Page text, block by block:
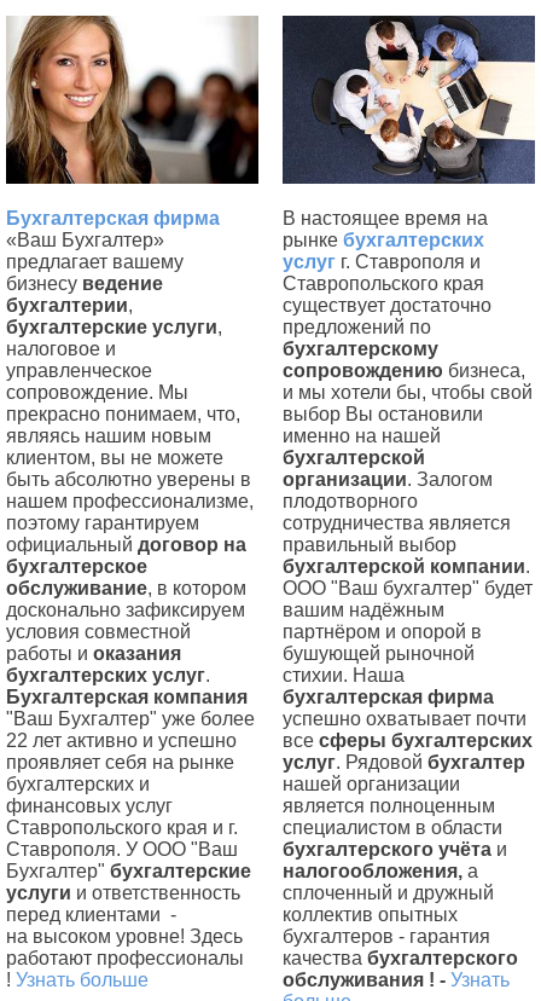
Бухгалтерская фирма
«Ваш Бухгалтер»
предлагает вашему
бизнесу ведение
бухгалтерии,
бухгалтерские услуги,
налоговое и
управленческое
сопровождение. Мы
прекрасно понимаем, что,
являясь нашим новым
клиентом, вы не можете
быть абсолютно уверены в
нашем профессионализме,
поэтому гарантируем
официальный договор на
бухгалтерское
обслуживание, в котором
досконально зафиксируем
условия совместной
работы и оказания
бухгалтерских услуг.
Бухгалтерская компания
"Ваш Бухгалтер" уже более
22 лет активно и успешно
проявляет себя на рынке
бухгалтерских и
финансовых услуг
Ставропольского края и г.
Ставрополя. У ООО "Ваш
Бухгалтер" бухгалтерские
услуги и ответственность
перед клиентами -
на высоком уровне! Здесь
работают профессионалы
! Узнать больше
В настоящее время на
рынке бухгалтерских
услуг г. Ставрополя и
Ставропольского края
существует достаточно
предложений по
бухгалтерскому
сопровождению бизнеса,
и мы хотели бы, чтобы свой
выбор Вы остановили
именно на нашей
бухгалтерской
организации. Залогом
плодотворного
сотрудничества является
правильный выбор
бухгалтерской компании.
ООО "Ваш бухгалтер" будет
вашим надёжным
партнёром и опорой в
бушующей рыночной
стихии. Наша
бухгалтерская фирма
успешно охватывает почти
все сферы бухгалтерских
услуг. Рядовой бухгалтер
нашей организации
является полноценным
специалистом в области
бухгалтерского учёта и
налогообложения, а
сплоченный и дружный
коллектив опытных
бухгалтеров - гарантия
качества бухгалтерского
обслуживания ! - Узнать